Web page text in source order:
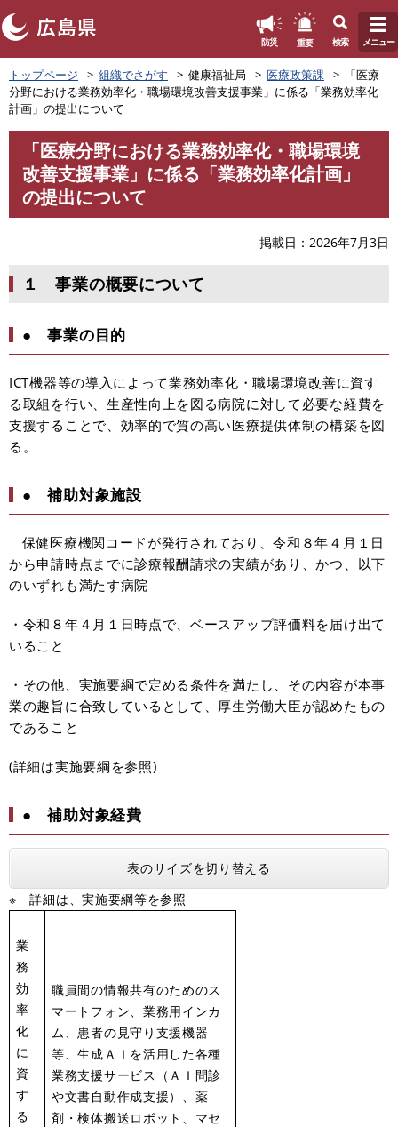
ペ
ー
ジ
の
防災 重要 検索 メニュー
トップページ 組織でさがす 健康福祉局 医療政策課
「医療
分野における業務効率化・職場環境改善支援事業」に係る「業務効率化
計画」の提出について
「医療分野における業務効率化・職場環境
改善支援事業」に係る「業務効率化計画」
の提出について
掲載日 2026年7月3日
１ 事業の概要について
● 事業の目的
ICT機器等の導入によって業務効率化・職場環境改善に資す
る取組を行い、生産性向上を図る病院に対して必要な経費を
支援することで、効率的で質の高い医療提供体制の構築を図
る。
● 補助対象施設
保健医療機関コードが発行されており、令和８年４月１日
から申請時点までに診療報酬請求の実績があり、かつ、以下
のいずれも満たす病院
・令和８年４月１日時点で、ベースアップ評価料を届け出て
いること
・その他、実施要綱で定める条件を満たし、その内容が本事
業の趣旨に合致しているとして、厚生労働大臣が認めたもの
であること
(詳細は実施要綱を参照)
● 補助対象経費
表のサイズを切り替える
※ 詳細は、実施要綱等を参照
業
務
効
率
化
に
資
す
る
職員間の情報共有のためのス
マートフォン、業務用インカ
ム、患者の見守り支援機器
等、生成ＡＩを活用した各種
業務支援サービス（ＡＩ問診
や文書自動作成支援）、薬
剤・検体搬送ロボット、マセ